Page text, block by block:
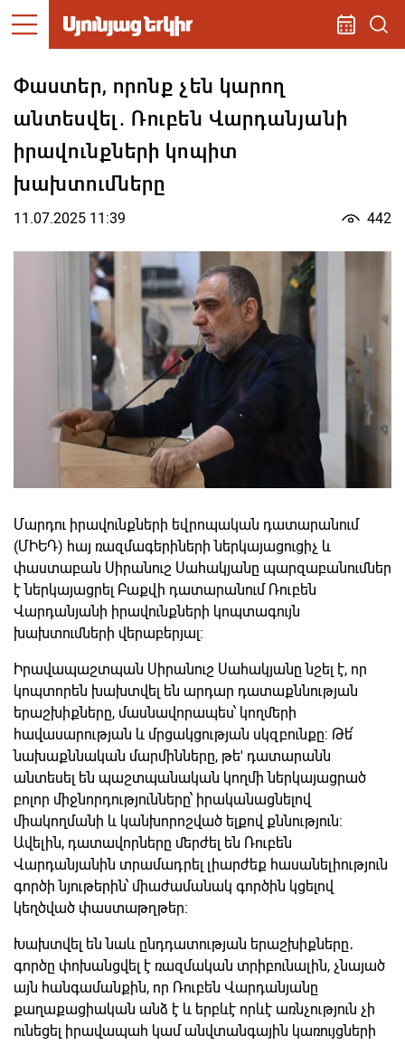
Փաստեր, որոնք չեն կարող
անտեսվել. Ռուբեն Վարդանյանի
իրավունքների կոպիտ
խախտումները
11.07.2025 11:39 442
Մարդու իրավունքների եվրոպական դատարանում
(ՄԻԵԴ) հայ ռազմագերիների ներկայացուցիչ և
փաստաբան Սիրանուշ Սահակյանը պարզաբանումներ
է ներկայացրել Բաքվի դատարանում Ռուբեն
Վարդանյանի իրավունքների կոպտագույն
խախտումների վերաբերյալ:
Իրավապաշտպան Սիրանուշ Սահակյանը նշել է, որ
կոպտորեն խախտվել են արդար դատաքննության
երաշխիքները, մասնավորապես՝ կողմերի
հավասարության և մրցակցության սկզբունքը: Թե՛
նախաքննական մարմինները, թե' դատարանն
անտեսել են պաշտպանական կողմի ներկայացրած
բոլոր միջնորդությունները՝ իրականացնելով
միակողմանի և կանխորոշված ելքով քննություն։
Ավելին, դատավորները մերժել են Ռուբեն
Վարդանյանին տրամադրել լիարժեք հասանելիություն
գործի նյութերին՝ միաժամանակ գործին կցելով
կեղծված փաստաթղթեր։
Խախտվել են նաև ընդդատության երաշխիքները․
գործը փոխանցվել է ռազմական տրիբունալին, չնայած
այն հանգամանքին, որ Ռուբեն Վարդանյանը
քաղաքացիական անձ է և երբևէ որևէ առնչություն չի
ունեցել իրավապահ կամ անվտանգային կառույցների